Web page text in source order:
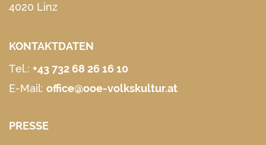
4020 Linz
KONTAKTDATEN
Tel.: +43 732 68 26 16 10
E-Mail: office@ooe-volkskultur.at
PRESSE